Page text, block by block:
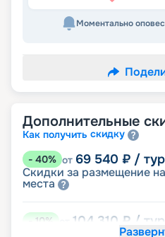
Моментально
Дополнительные
Как получить скидку
- 40% от 69 540 ₽ /
Скидки за размещение
места
10% 104 310 ₽ /
Скидка медицинским